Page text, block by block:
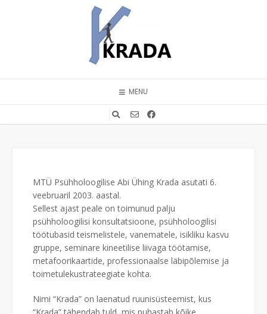
MENU
MTÜ Psühholoogilise Abi Ühing Krada asutati 6.
veebruaril 2003. aastal.
Sellest ajast peale on toimunud palju
psühholoogilisi konsultatsioone, psühholoogilisi
töötubasid teismelistele, vanematele, isikliku kasvu
gruppe, seminare kineetilise liivaga töötamise,
metafoorikaartide, professionaalse läbipõlemise ja
toimetulekustrateegiate kohta.
Nimi “Krada” on laenatud ruunisüsteemist, kus